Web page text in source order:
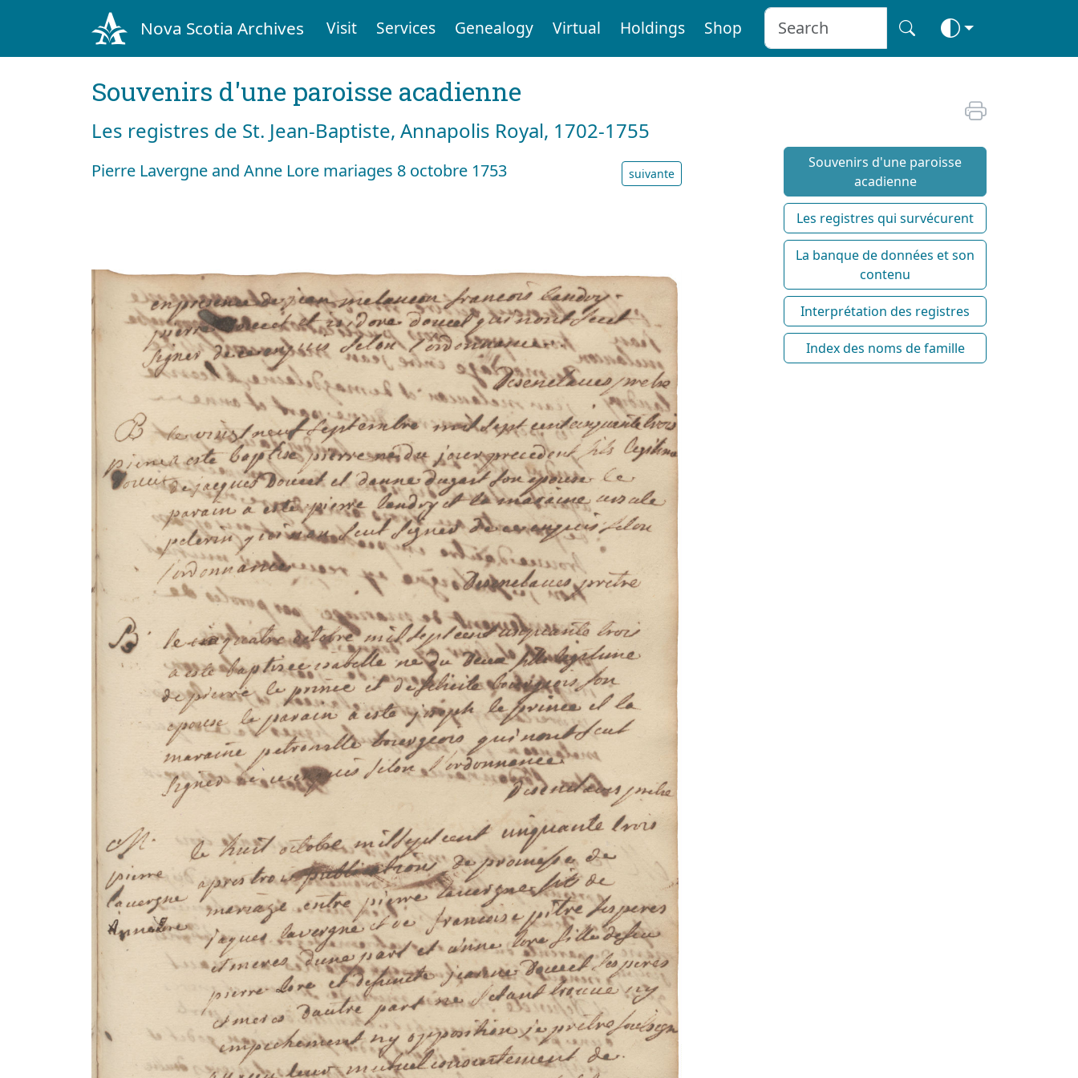
Nova Scotia Archives Visit Services Genealogy Virtual Holdings Shop
Souvenirs d'une paroisse acadienne
Les registres de St. Jean-Baptiste, Annapolis Royal, 1702-1755
Pierre Lavergne and Anne Lore mariages 8 octobre 1753 suivante
Souvenirs d'une paroisse
acadienne
Les registres qui survécurent
La banque de données et son
contenu
Interprétation des registres
Index des noms de famille